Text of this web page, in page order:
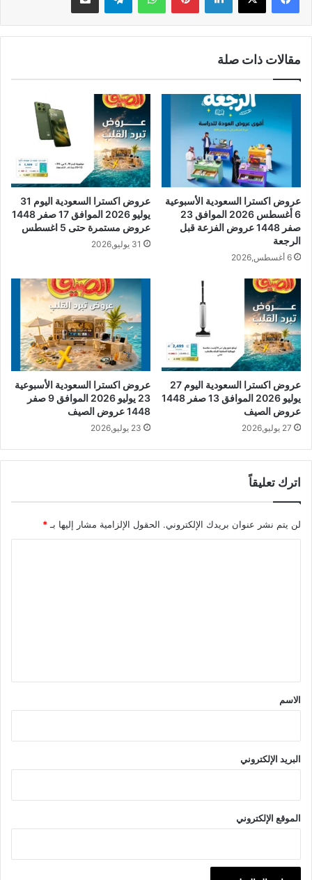
مقالات ذات صلة
عروض اكسترا السعودية الأسبوعية
6 أغسطس 2026 الموافق 23
صفر 1448 عروض الفزعة قبل
الرجعة
6 أغسطس,2026
عروض اكسترا السعودية اليوم 31
يوليو 2026 الموافق 17 صفر 1448
عروض مستمرة حتى 5 اغسطس
31 يوليو,2026
عروض اكسترا السعودية اليوم 27
يوليو 2026 الموافق 13 صفر 1448
عروض الصيف
27 يوليو,2026
عروض اكسترا السعودية الأسبوعية
23 يوليو 2026 الموافق 9 صفر
1448 عروض الصيف
23 يوليو,2026
اترك تعليقاً
لن يتم نشر عنوان بريدك الإلكتروني. الحقول الإلزامية مشار إليها بـ *
*
الاسم
البريد الإلكتروني
الموقع الإلكتروني